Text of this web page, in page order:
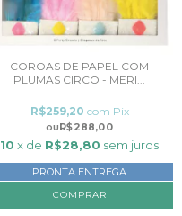
COROAS DE PAPEL COM
PLUMAS CIRCO - MERI...
R$288,00
R$259,20 com Pix
10 x de R$28,80 sem juros
PRONTA ENTREGA